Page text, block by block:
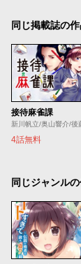
同じ掲載誌の
接待麻雀課
新川帆立/奥山響介/後
4話無料
同じジャンル